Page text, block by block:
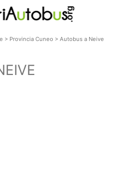
> Provincia Cuneo >Autobus a Neive